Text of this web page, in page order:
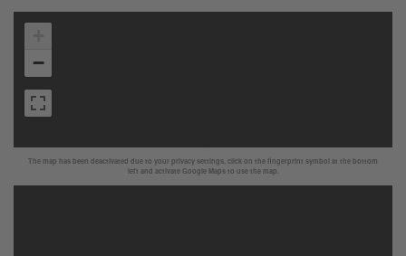
The map has been deactivated due to your privacy settings, click on the fingerprint symbol at the bottom
left and activate Google Maps to use the map.
−